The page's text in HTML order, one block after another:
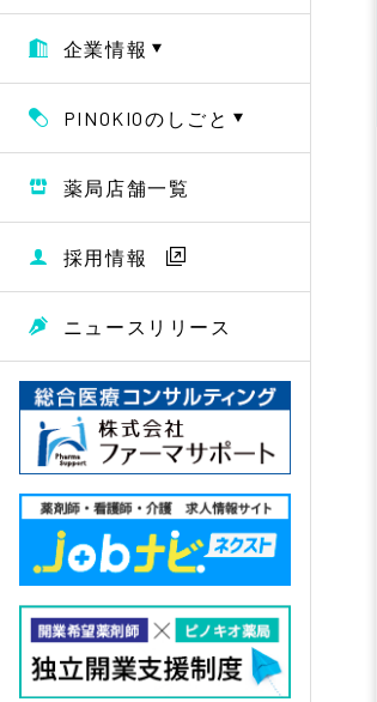
企業情報
PINOKIOのしごと
薬局店舗一覧
採用情報
ニュースリリース